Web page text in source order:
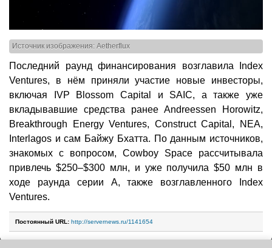
Источник изображения: Aetherflux
Последний раунд финансирования возглавила Index
Ventures, в нём приняли участие новые инвесторы,
включая IVP Blossom Capital и SAIC, а также уже
вкладывавшие средства ранее Andreessen Horowitz,
Breakthrough Energy Ventures, Construct Capital, NEA,
Interlagos и сам Байжу Бхатта. По данным источников,
знакомых с вопросом, Cowboy Space рассчитывала
привлечь $250–$300 млн, и уже получила $50 млн в
ходе раунда серии A, также возглавленного Index
Ventures.
Постоянный URL: http://servernews.ru/1141654